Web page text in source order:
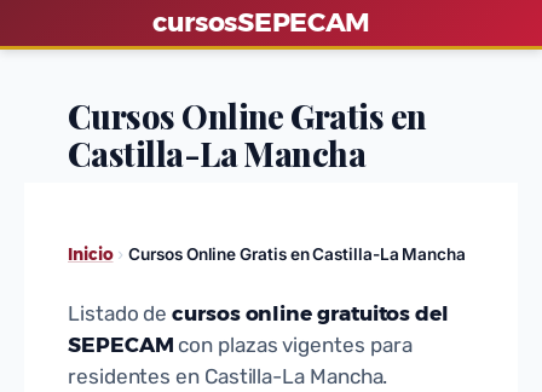
a
cursosSEPECAM
Cursos Online Gratis en
Castilla-La Mancha
Inicio › Cursos Online Gratis en Castilla-La Mancha
Listado decursos online gratuitos del
SEPECAM con plazas vigentes para
residentes en Castilla-La Mancha.